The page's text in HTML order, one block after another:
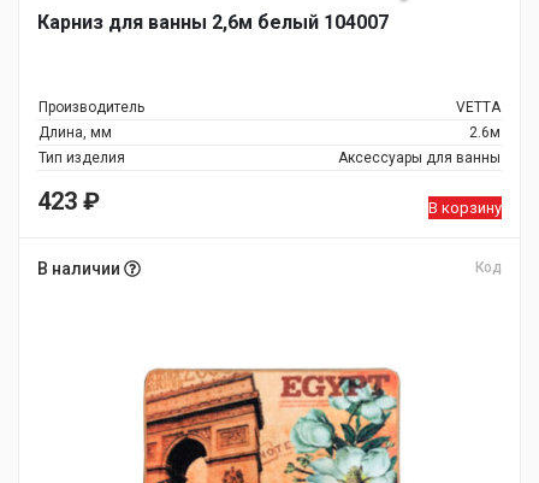
Карниз для ванны 2,6м белый 104007
Производитель
VETTA
Длина, мм
2.6м
Тип изделия
Аксессуары для ванны
423 ₽ В корзину
В наличии Код